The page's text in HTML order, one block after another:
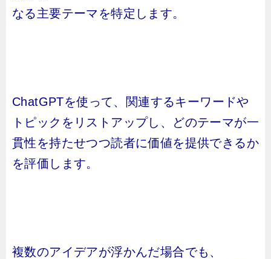
なる主要テーマを特定します。
ChatGPTを使って、関連するキーワードや
トピックをリストアップし、どのテーマが一
貫性を持たせつつ読者に価値を提供できるか
を評価します。
複数のアイデアが浮かんだ場合でも、